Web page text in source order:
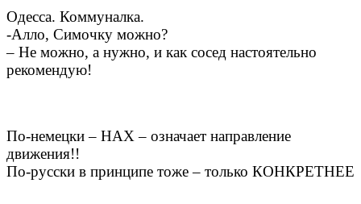
Одесса. Коммуналка.
-Алло, Симочку можно?
– Не можно, а нужно, и как сосед настоятельно
рекомендую!
По-немецки – НАХ – означает направление
движения!!
По-русски в принципе тоже – только КОНКРЕТНЕЕ